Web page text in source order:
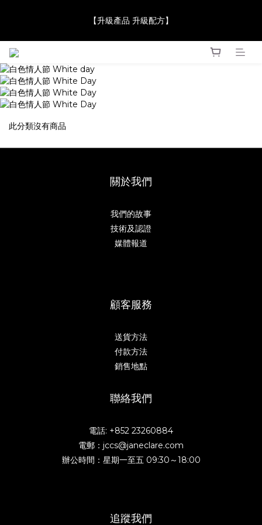
Award 勇奪金獎】
【升級產品 升級配方】
【JaneClare 康膚薈在iida Award Milan 2024 Professional
此分類沒有商品
關於我們
我們的故事
技術及認證
媒體報道
顧客服務
送貨方法
付款方法
銷售地點
聯絡我們
電話: +852 23260884
電郵：jccs@janeclare.com
辦公時間：星期一至五 09:30～18:00
追蹤我們